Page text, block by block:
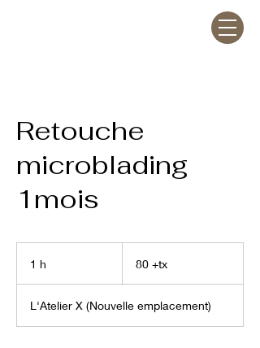
Retouche
microblading
1mois
1 h 80 +tx
L'Atelier X (Nouvelle emplacement)